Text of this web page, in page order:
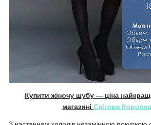
Купити жіночу шубу — ціна
магазині Снігова